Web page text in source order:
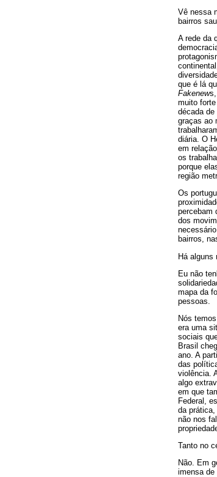
Vê nessa
bairros
A rede da
que é lá
Fakenew
muito
década
graças ao
diária. O
em
os
porque
região
Os
percebam
dos
bairros,
Há alguns
Eu não
mapa da
pessoas.
Nós
era uma
sociais
Brasil
ano. A
das
violência.
algo
em que
Federal,
da prática,
não nos
Tanto no
Não. Em
imensa de